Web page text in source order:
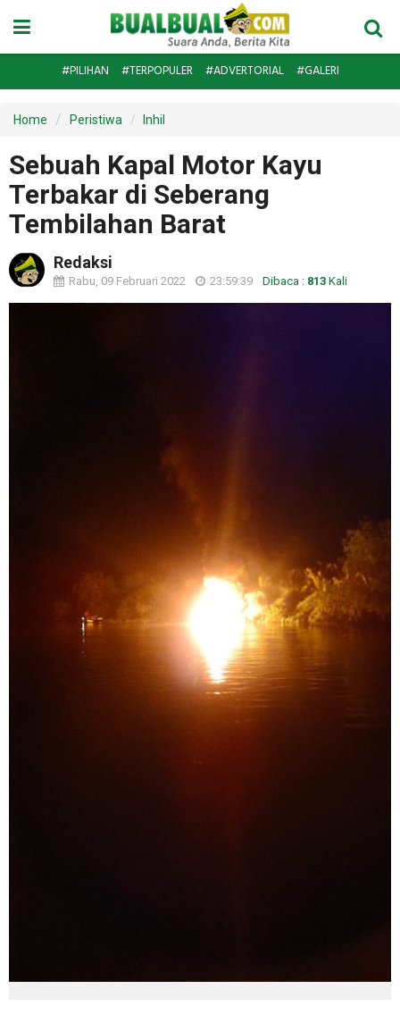
#PILIHAN #TERPOPULER #ADVERTORIAL #GALERI
Home Peristiwa Inhil
Sebuah Kapal Motor Kayu
Terbakar di Seberang
Tembilahan Barat
Redaksi
Rabu, 09 Februari 2022 23:59:39 Dibaca : 813 Kali